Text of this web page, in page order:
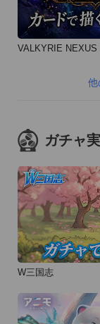
VALKYRIE NEXUS
他
ガチャ
W三国志